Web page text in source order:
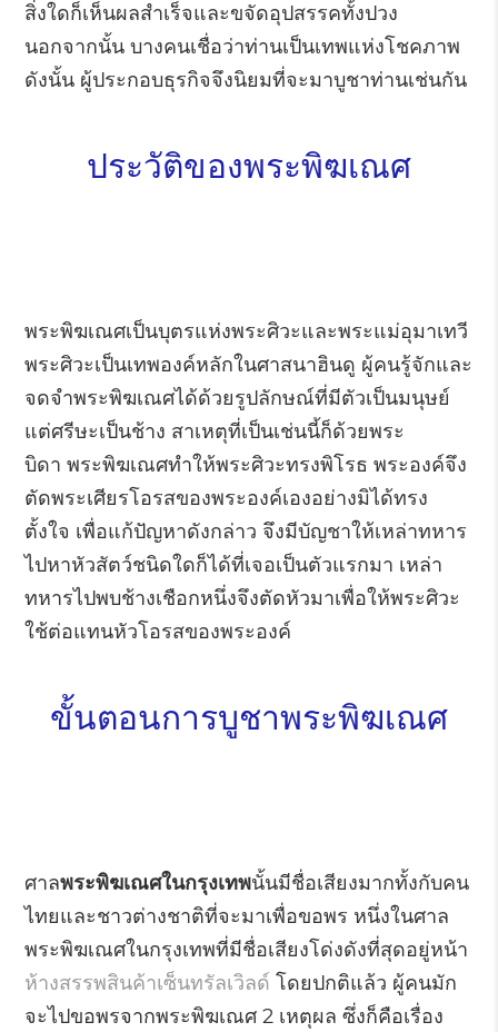
สิ่งใดก็เห็นผลสำเร็จและขจัดอุปสรรคทั้งปวง
นอกจากนั้น บางคนเชื่อว่าท่านเป็นเทพแห่งโชคภาพ
ดังนั้น ผู้ประกอบธุรกิจจึงนิยมที่จะมาบูชาท่านเช่นกัน
ประวัติของพระพิฆเณศ
พระพิฆเณศเป็นบุตรแห่งพระศิวะและพระแม่อุมาเทวี
พระศิวะเป็นเทพองค์หลักในศาสนาฮินดู ผู้คนรู้จักและ
จดจำพระพิฆเณศได้ด้วยรูปลักษณ์ที่มีตัวเป็นมนุษย์
แต่ศรีษะเป็นช้าง สาเหตุที่เป็นเช่นนี้ก็ด้วยพระ
บิดา พระพิฆเณศทำให้พระศิวะทรงพิโรธ พระองค์จึง
ตัดพระเศียรโอรสของพระองค์เองอย่างมิได้ทรง
ตั้งใจ เพื่อแก้ปัญหาดังกล่าว จึงมีบัญชาให้เหล่าทหาร
ไปหาหัวสัตว์ชนิดใดก็ได้ที่เจอเป็นตัวแรกมา เหล่า
ทหารไปพบช้างเชือกหนึ่งจึงตัดหัวมาเพื่อให้พระศิวะ
ใช้ต่อแทนหัวโอรสของพระองค์
ขั้นตอนการบูชาพระพิฆเณศ
ศาลพระพิฆเณศในกรุงเทพนั้นมีชื่อเสียงมากทั้งกับคน
ไทยและชาวต่างชาติที่จะมาเพื่อขอพร หนึ่งในศาล
พระพิฆเณศในกรุงเทพที่มีชื่อเสียงโด่งดังที่สุดอยู่หน้า
ห้างสรรพสินค้าเซ็นทรัลเวิลด์ โดยปกติแล้ว ผู้คนมัก
จะไปขอพรจากพระพิฆเณศ 2 เหตุผล ซึ่งก็คือเรื่อง